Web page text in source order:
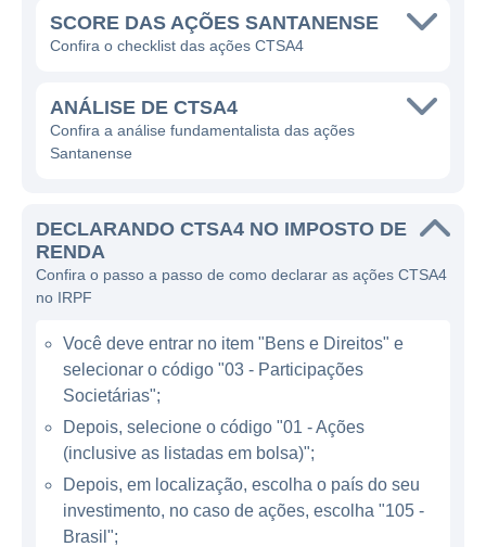
é a geração de energia elétrica, que se dá
por meio de diferentes fontes, buscando
em seus projetos. A empresa tem se
concentrado em fontes renováveis, refletindo
a tendência global de migração para uma
Além disso, a Santanense também atua na
comercialização de energia, oferecendo
soluções para diferentes tipos de
consumidores, tanto no mercado regulado
quanto no mercado livre.
ATUAÇÃO DA SANTANENSE
A Santanense opera principalmente no
Brasil, onde mantém suas atividades de
geração de energia e comercialização. O
setor de geração de energia é um ambiente
SCORE DAS AÇÕES SANTANENSE
Confira o checklist das ações CTSA4
ANÁLISE DE CTSA4
Confira a análise fundamentalista das ações
Santanense
DECLARANDO CTSA4 NO IMPOSTO DE
RENDA
Confira o passo a passo de como declarar as ações CTSA4
no IRPF
Você deve entrar no item "Bens e Direitos" e
selecionar o código "03 - Participações
Societárias";
Depois, selecione o código "01 - Ações
(inclusive as listadas em bolsa)";
Depois, em localização, escolha o país do seu
investimento, no caso de ações, escolha "105 -
Brasil";